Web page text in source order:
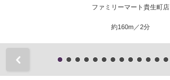
ファミリーマート貴生町店
約160m／2分